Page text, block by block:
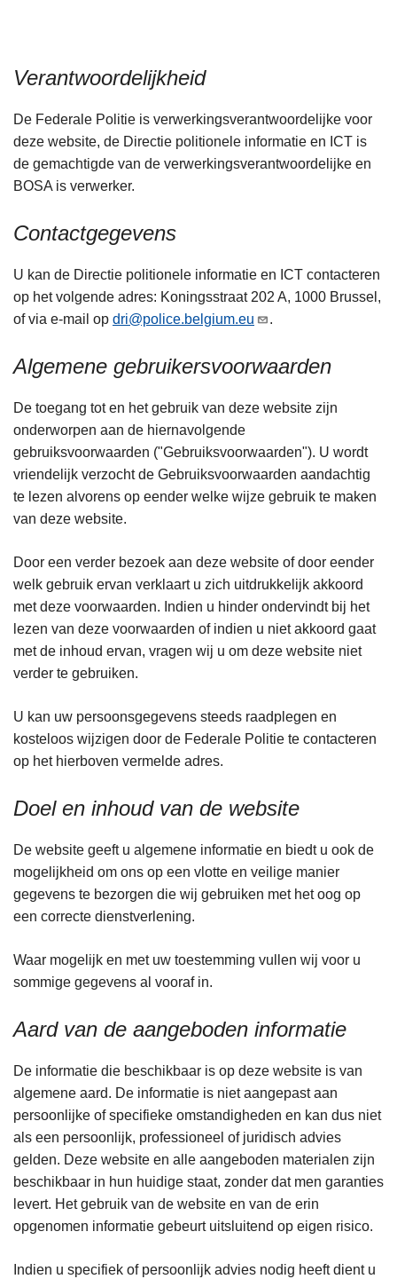
Verantwoordelijkheid
De Federale Politie is verwerkingsverantwoordelijke voor
deze website, de Directie politionele informatie en ICT is
de gemachtigde van de verwerkingsverantwoordelijke en
BOSA is verwerker.
Contactgegevens
U kan de Directie politionele informatie en ICT contacteren
op het volgende adres: Koningsstraat 202 A, 1000 Brussel,
of via e-mail op dri@police.belgium.eu .
Algemene gebruikersvoorwaarden
De toegang tot en het gebruik van deze website zijn
onderworpen aan de hiernavolgende
gebruiksvoorwaarden ("Gebruiksvoorwaarden"). U wordt
vriendelijk verzocht de Gebruiksvoorwaarden aandachtig
te lezen alvorens op eender welke wijze gebruik te maken
van deze website.
Door een verder bezoek aan deze website of door eender
welk gebruik ervan verklaart u zich uitdrukkelijk akkoord
met deze voorwaarden. Indien u hinder ondervindt bij het
lezen van deze voorwaarden of indien u niet akkoord gaat
met de inhoud ervan, vragen wij u om deze website niet
verder te gebruiken.
U kan uw persoonsgegevens steeds raadplegen en
kosteloos wijzigen door de Federale Politie te contacteren
op het hierboven vermelde adres.
Doel en inhoud van de website
De website geeft u algemene informatie en biedt u ook de
mogelijkheid om ons op een vlotte en veilige manier
gegevens te bezorgen die wij gebruiken met het oog op
een correcte dienstverlening.
Waar mogelijk en met uw toestemming vullen wij voor u
sommige gegevens al vooraf in.
Aard van de aangeboden informatie
De informatie die beschikbaar is op deze website is van
algemene aard. De informatie is niet aangepast aan
persoonlijke of specifieke omstandigheden en kan dus niet
als een persoonlijk, professioneel of juridisch advies
gelden. Deze website en alle aangeboden materialen zijn
beschikbaar in hun huidige staat, zonder dat men garanties
levert. Het gebruik van de website en van de erin
opgenomen informatie gebeurt uitsluitend op eigen risico.
Indien u specifiek of persoonlijk advies nodig heeft dient u